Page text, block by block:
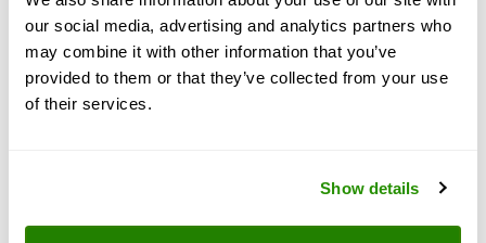
our social media, advertising and analytics partners who
may combine it with other information that you’ve
provided to them or that they’ve collected from your use
of their services.
Show details
30,50 €